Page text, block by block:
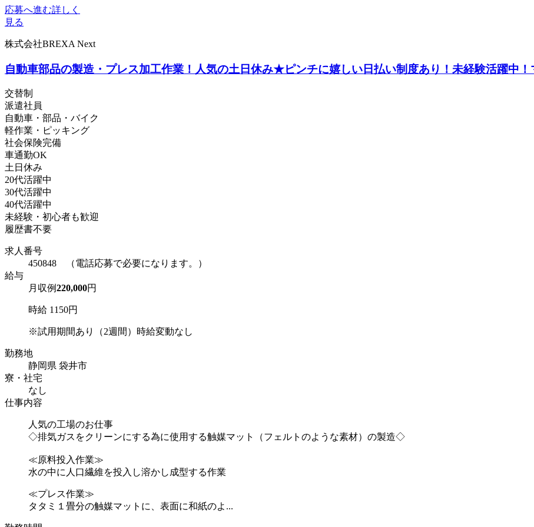
応募へ進む詳しく
見る
株式会社BREXA Next
自動車部品の製造・プレス加工作業！人気の土日休み★ピンチに嬉しい日払い制度あり！未経験活躍中
交替制
派遣社員
自動車・部品・バイク
軽作業・ピッキング
社会保険完備
車通勤OK
土日休み
20代活躍中
30代活躍中
40代活躍中
未経験・初心者も歓迎
履歴書不要
求人番号
450848 （電話応募で必要になります。）
給与
月収例220,000円
時給 1150円
※試用期間あり（2週間）時給変動なし
勤務地
静岡県 袋井市
寮・社宅
なし
仕事内容
人気の工場のお仕事
◇排気ガスをクリーンにする為に使用する触媒マット（フェルトのような素材）の製造◇
≪原料投入作業≫
水の中に人口繊維を投入し溶かし成型する作業
≪プレス作業≫
タタミ１畳分の触媒マットに、表面に和紙のよ...